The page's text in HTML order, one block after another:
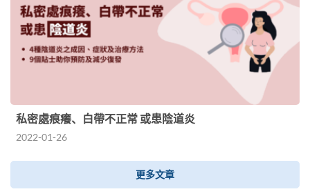
私密處痕癢、白帶不正常 或患陰道炎
2022-01-26
更多文章